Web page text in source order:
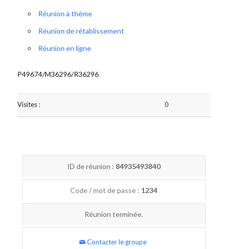
Réunion à thème
Réunion de rétablissement
Réunion en ligne
P49674/M36296/R36296
Visites : 0
ID de réunion : 84935493840
Code / mot de passe : 1234
Réunion terminée.
Contacter le groupe